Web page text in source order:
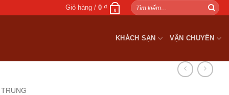
Giỏ hàng /0₫ 0
Tìm
kiếm:
KHÁCH SẠN VẬN CHUYỂN